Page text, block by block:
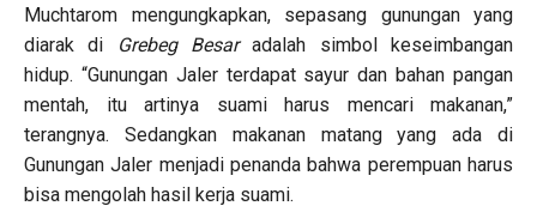
Muchtarom mengungkapkan, sepasang gunungan yang
diarak di
Grebeg Besaradalah simbol keseimbangan
hidup. “Gunungan Jaler terdapat sayur dan bahan pangan
mentah, itu artinya suami harus mencari makanan,”
terangnya. Sedangkan makanan matang yang ada di
Gunungan Jaler menjadi penanda bahwa perempuan harus
bisa mengolah hasil kerja suami.